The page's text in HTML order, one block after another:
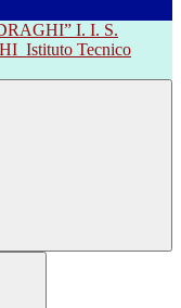
I. I. S.
Istituto Tecnico